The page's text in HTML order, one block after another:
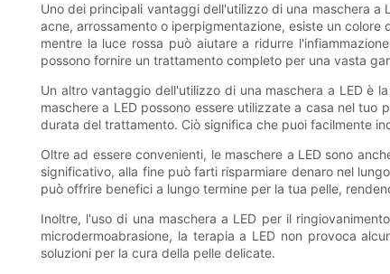
Uno dei principali vantaggi dell'utilizzo di una maschera
acne, arrossamento o iperpigmentazione, esiste un
mentre la luce rossa può aiutare a ridurre
possono fornire un trattamento completo per una vasta
Un altro vantaggio dell'utilizzo di una maschera a LED è
maschere a LED possono essere utilizzate a casa nel
durata del trattamento. Ciò significa che puoi facilmente
Oltre ad essere convenienti, le maschere a LED sono
significativo, alla fine può farti risparmiare denaro nel
può offrire benefici a lungo termine per la tua pelle,
Inoltre, l'uso di una maschera a LED per il
microdermoabrasione, la terapia a LED non provoca
soluzioni per la cura della pelle delicate.